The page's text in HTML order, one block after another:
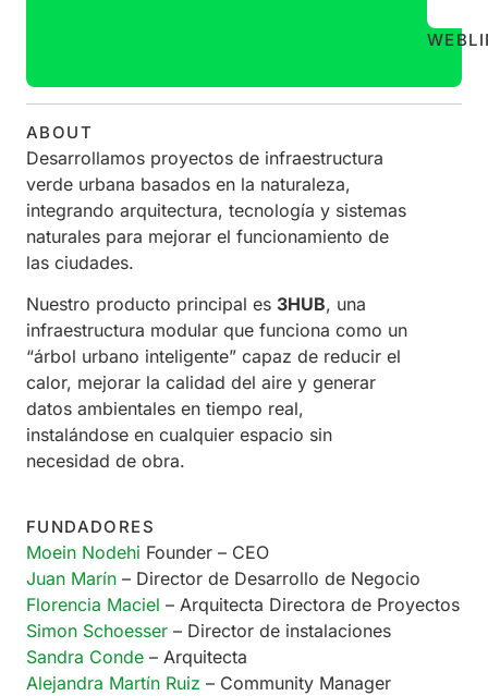
WEB
ABOUT
Desarrollamos proyectos de infraestructura
verde urbana basados en la naturaleza,
integrando arquitectura, tecnología y sistemas
naturales para mejorar el funcionamiento de
las ciudades.
Nuestro producto principal es 3HUB, una
infraestructura modular que funciona como un
“árbol urbano inteligente” capaz de reducir el
calor, mejorar la calidad del aire y generar
datos ambientales en tiempo real,
instalándose en cualquier espacio sin
necesidad de obra.
FUNDADORES
Moein Nodehi Founder – CEO
Juan Marín – Director de Desarrollo de Negocio
Florencia Maciel – Arquitecta Directora de Proyectos
Simon Schoesser – Director de instalaciones
Sandra Conde – Arquitecta
Alejandra Martín Ruiz – Community Manager